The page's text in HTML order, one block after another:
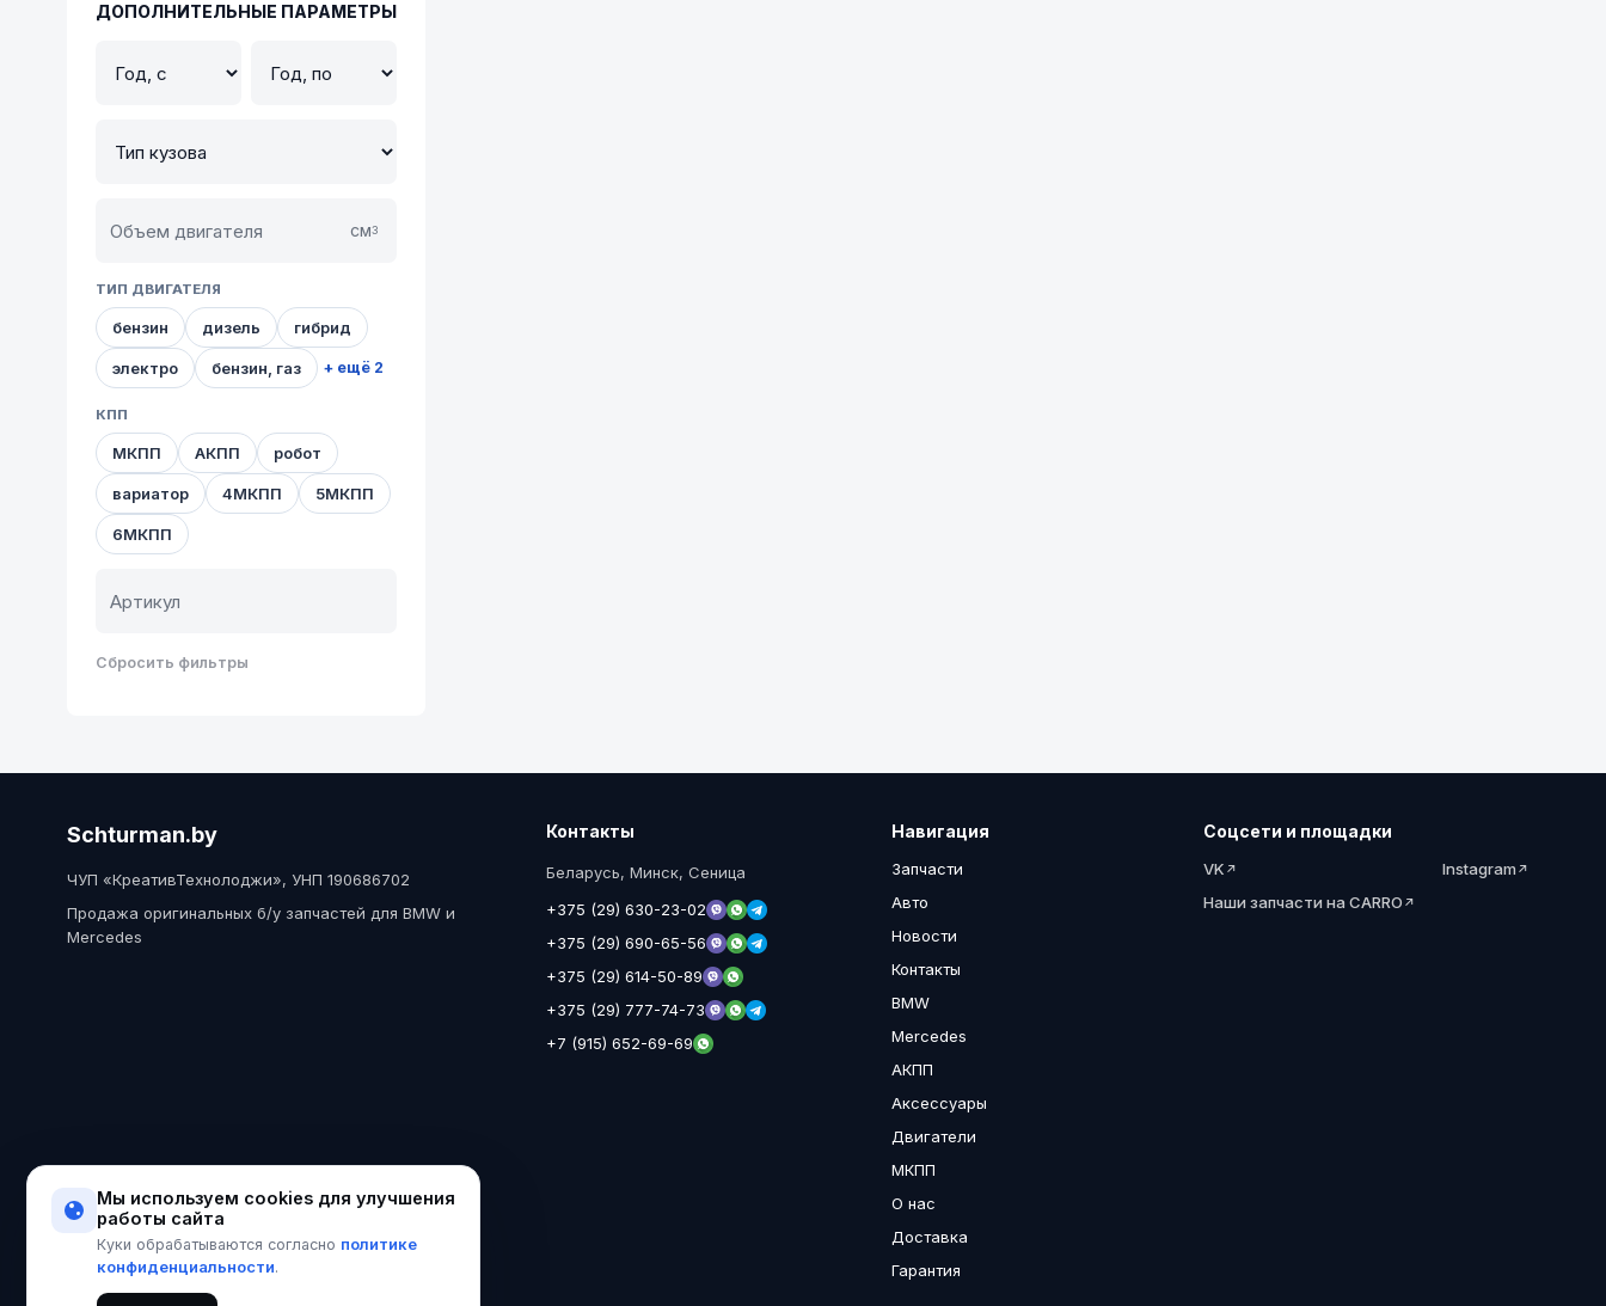
ДОПОЛНИТЕЛЬНЫЕ ПАРАМЕТРЫ
см3
ТИП ДВИГАТЕЛЯ
бензин дизель гибрид
электро бензин, газ + ещё 2
КПП
МКПП АКПП робот
вариатор 4МКПП 5МКПП
6МКПП
Сбросить фильтры
Schturman.by
ЧУП «КреативТехнолоджи», УНП 190686702
Продажа оригинальных б/у запчастей для BMW и
Mercedes
Контакты
Беларусь, Минск, Сеница
+375 (29) 630-23-02
+375 (29) 690-65-56
+375 (29) 614-50-89
+375 (29) 777-74-73
+7 (915) 652-69-69
Навигация
Запчасти
Авто
Новости
Контакты
BMW
Mercedes
АКПП
Аксессуары
Двигатели
МКПП
О нас
Доставка
Гарантия
Соцсети и площадки
VK
Instagram
Наши запчасти на CARRO
Мы используем cookies для улучшения
работы сайта
Куки обрабатываются согласно политике
конфиденциальности.